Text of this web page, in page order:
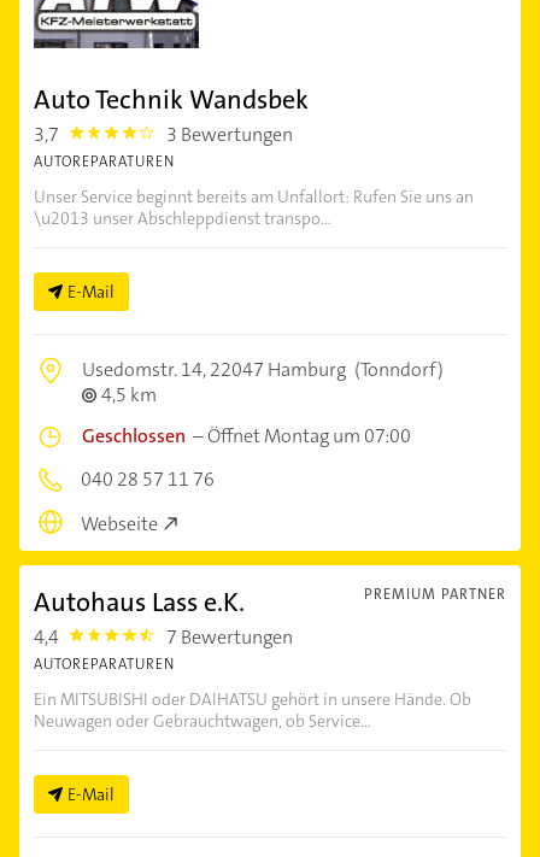
Auto Technik Wandsbek
3,7 3.7 3 Bewertungen
AUTOREPARATUREN
Unser Service beginnt bereits am Unfallort: Rufen Sie uns an
\u2013 unser Abschleppdienst transpo...
E-Mail
Usedomstr. 14,22047 Hamburg (Tonndorf)
4,5 km
Geschlossen –Öffnet Montag um 07:00
040 28 57 11 76
Webseite
PREMIUM PARTNER
Autohaus Lass e.K.
4,4 4.4 7 Bewertungen
AUTOREPARATUREN
Ein MITSUBISHI oder DAIHATSU gehört in unsere Hände. Ob
Neuwagen oder Gebrauchtwagen, ob Service...
E-Mail